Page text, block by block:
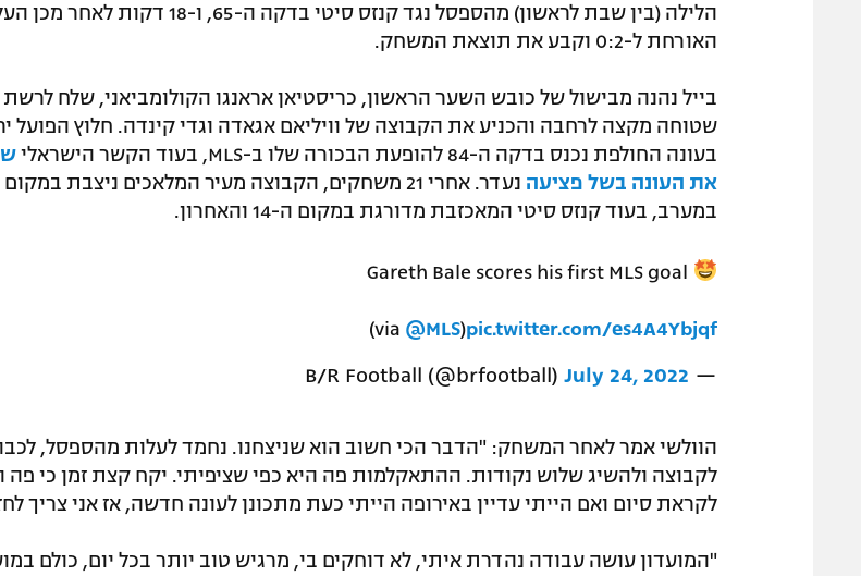
הלילה (בין שבת לראשון) מהספסל נגד קנזס סיטי בדקה ה-65, ו-18
האורחת ל-0:2 וקבע את תוצאת המשחק.
בייל נהנה מבישול של כובש השער הראשון, כריסטיאן אראנגו הקולומביאני, שלח
שטוחה מקצה לרחבה והכניע את הקבוצה של וויליאם אגאדה וגדי קינדה. חלוץ הפועל
בעונה החולפת נכנס בדקה ה-84 להופעת הבכורה שלו ב-MLS, בעוד הקשר הישראלי
את העונה בשל פציעה
נעדר. אחרי 21 משחקים, הקבוצה מעיר המלאכים ניצבת
במערב, בעוד קנזס סיטי המאכזבת מדורגת במקום ה-14 והאחרון.
Gareth Bale scores his first MLS goal
(via @MLS)pic.twitter.com/es4A4Ybjqf
— B/R Football (@brfootball)
July 24, 2022
הוולשי אמר לאחר המשחק: "הדבר הכי חשוב הוא שניצחנו. נחמד לעלות מהספסל,
לקבוצה ולהשיג שלוש נקודות. ההתאקלמות פה היא כפי שציפיתי. יקח קצת זמן כי פה
לקראת סיום ואם הייתי עדיין באירופה הייתי כעת מתכונן לעונה חדשה, אז אני צריך
"המועדון עושה עבודה נהדרת איתי, לא דוחקים בי, מרגיש טוב יותר בכל יום, כולם